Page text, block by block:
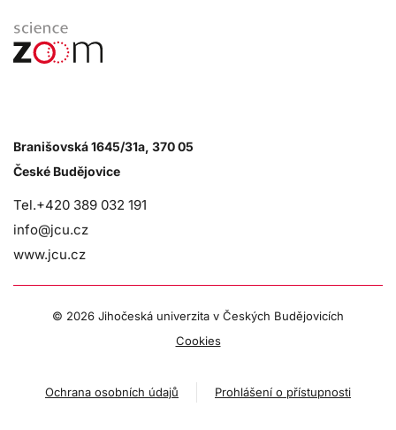
Branišovská 1645/31a, 370 05
České Budějovice
Tel.+420 389 032 191
info@jcu.cz
www.jcu.cz
© 2026 Jihočeská univerzita v Českých Budějovicích
Cookies
Ochrana osobních údajů Prohlášení o přístupnosti